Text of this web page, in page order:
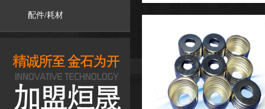
配件/耗材